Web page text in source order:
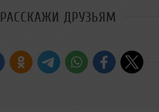
РАССКАЖИ ДРУЗЬЯМ